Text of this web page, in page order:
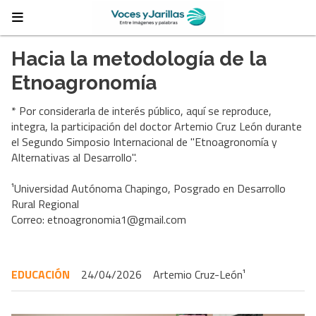
Hacia la metodología de la
Etnoagronomía
* Por considerarla de interés público, aquí se reproduce,
integra, la participación del doctor Artemio Cruz León durante
el Segundo Simposio Internacional de "Etnoagronomía y
Alternativas al Desarrollo".
¹Universidad Autónoma Chapingo, Posgrado en Desarrollo
Rural Regional
Correo: etnoagronomia1@gmail.com
EDUCACIÓN 24/04/2026 Artemio Cruz-León¹